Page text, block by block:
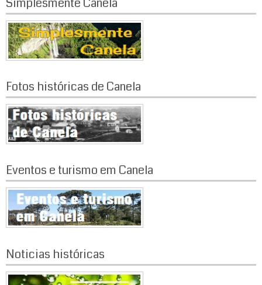
o
p
o
r
p
o
s
t
s
Fotos históricas de Canela
Eventos e turismo em Canela
Noticias históricas